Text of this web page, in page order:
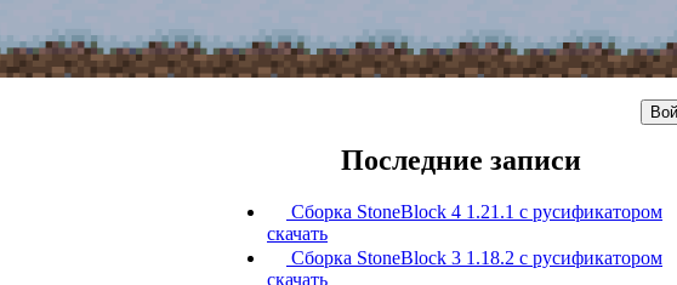
Последние записи
Сборка StoneBlock 4 1.21.1 с русификатором
скачать
Сборка StoneBlock 3 1.18.2 с русификатором
скачать